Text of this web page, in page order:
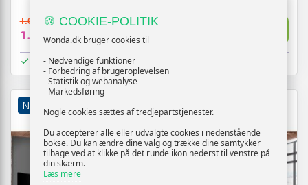
1.069,-
1.009,- Vis
På lager
NY TILBUD NY
🍪 COOKIE-POLITIK
Wonda.dk bruger cookies til
- Nødvendige funktioner
- Forbedring af brugeroplevelsen
- Statistik og webanalyse
- Markedsføring
Nogle cookies sættes af tredjepartstjenester.
Du accepterer alle eller udvalgte cookies i nedenstående
bokse. Du kan ændre dine valg og trække dine samtykker
tilbage ved at klikke på det runde ikon nederst til venstre på
din skærm.
Læs mere